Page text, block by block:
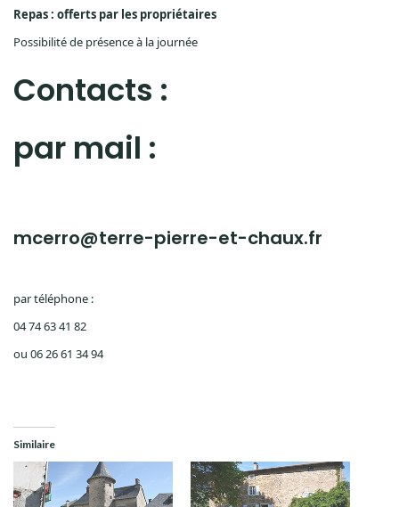
Repas : offerts par les propriétaires
Possibilité de présence à la journée
Contacts :
par mail :
mcerro@terre-pierre-et-chaux.fr
par téléphone :
04 74 63 41 82
ou 06 26 61 34 94
Similaire